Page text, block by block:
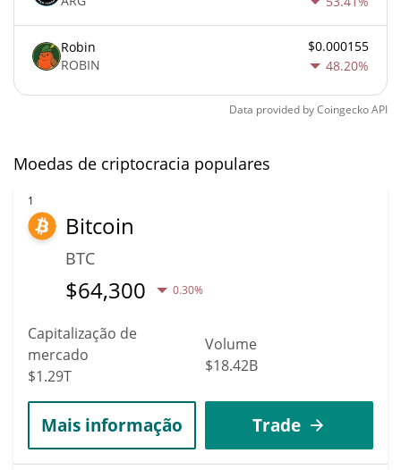
Robin
ROBIN
$0.000155
48.20%
Data provided byCoingeckoAPI
Moedas de criptocracia populares
1
Bitcoin
BTC
$64,300 0.30%
Capitalização de
mercado
$1.29T
Volume
$18.42B
Mais informação Trade